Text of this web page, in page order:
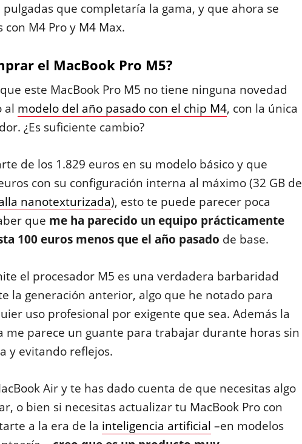
que completaría la gama, y que ahora se
M4 Pro y M4 Max.
el MacBook Pro M5?
este MacBook Pro M5 no tiene ninguna novedad
al modelo del año pasado con el chip M4, con la única
¿Es suficiente cambio?
de los 1.829 euros en su modelo básico y que
con su configuración interna al máximo (32 GB de
nanotexturizada), esto te puede parecer poca
que me ha parecido un equipo prácticamente
100 euros menos que el año pasado de base.
el procesador M5 es una verdadera barbaridad
la generación anterior, algo que he notado para
uso profesional por exigente que sea. Además la
parece un guante para trabajar durante horas sin
y evitando reflejos.
Air y te has dado cuenta de que necesitas algo
o bien si necesitas actualizar tu MacBook Pro con
a la era de la inteligencia artificial –en modelos